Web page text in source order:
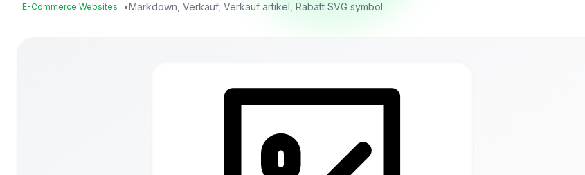
E-Commerce Websites •Markdown, Verkauf, Verkauf artikel, Rabatt SVG symbol